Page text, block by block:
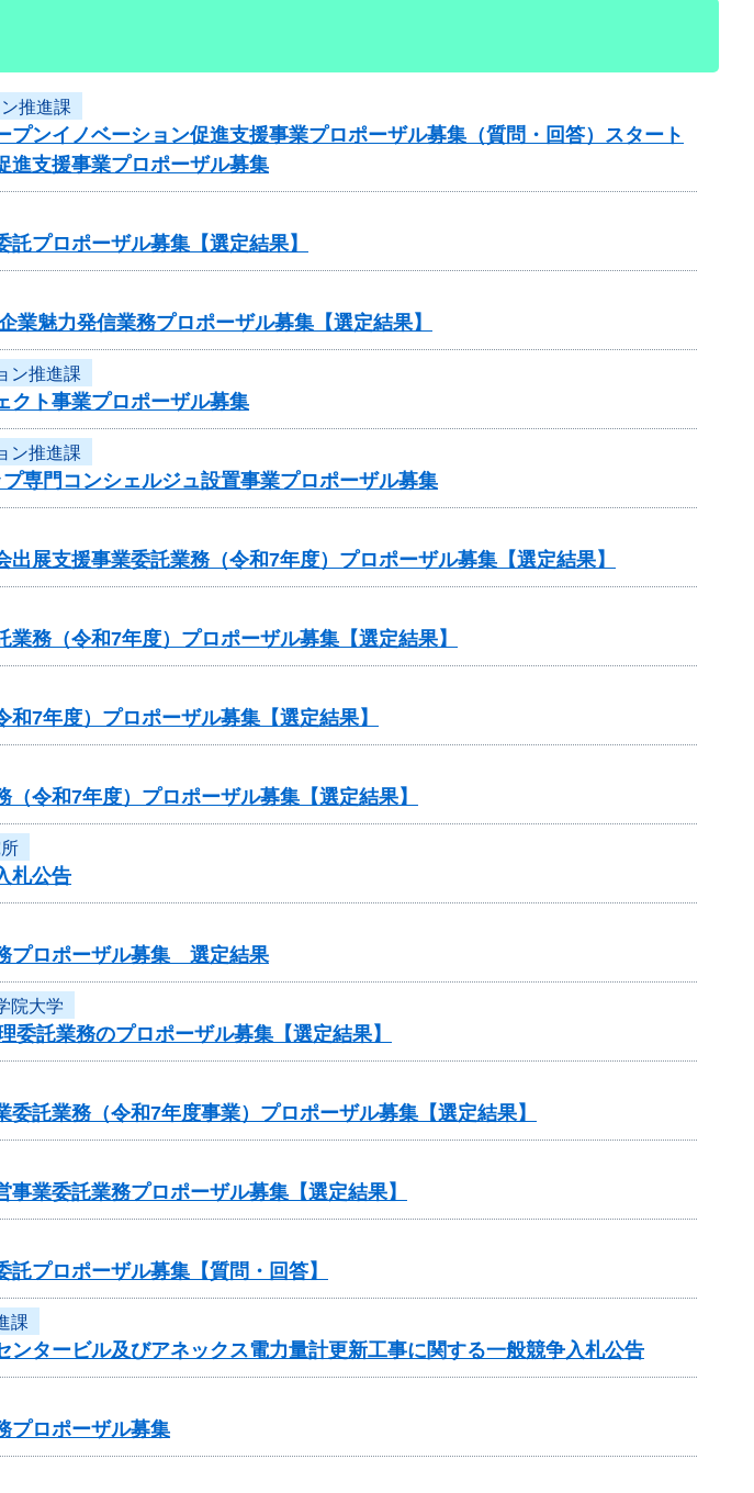
推進課
プンイノベーション促進支援事業プロポーザル募集（質問・回答）スタート
進支援事業プロポーザル募集
プロポーザル募集【選定結果】
業魅力発信業務プロポーザル募集【選定結果】
ン推進課
クト事業プロポーザル募集
ン推進課
専門コンシェルジュ設置事業プロポーザル募集
展支援事業委託業務（令和7年度）プロポーザル募集【選定結果】
務（令和7年度）プロポーザル募集【選定結果】
7年度）プロポーザル募集【選定結果】
令和7年度）プロポーザル募集【選定結果】
札公告
プロポーザル募集 選定結果
院大学
託業務のプロポーザル募集【選定結果】
託業務（令和7年度事業）プロポーザル募集【選定結果】
事業委託業務プロポーザル募集【選定結果】
プロポーザル募集【質問・回答】
課
ンタービル及びアネックス電力量計更新工事に関する一般競争入札公告
プロポーザル募集